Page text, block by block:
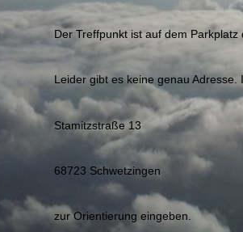
Der Treffpunkt ist auf dem
Leider gibt es keine genau Adresse.
Stamitzstraße 13
68723 Schwetzingen
zur Orientierung eingeben.